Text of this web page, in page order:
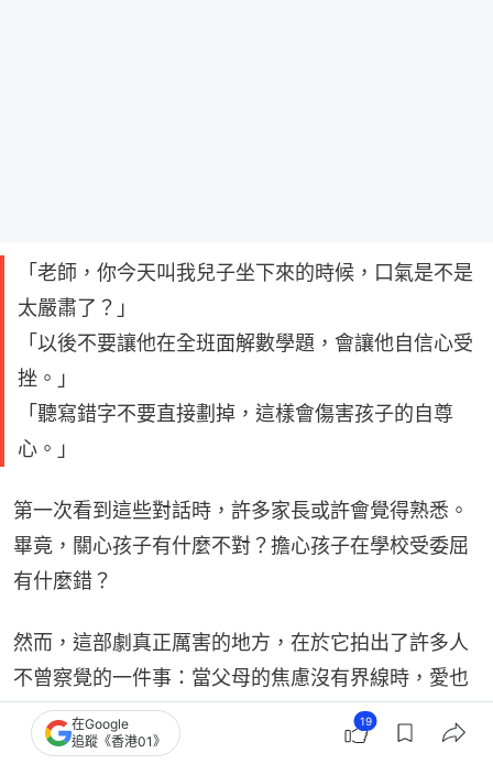
「老師，你今天叫我兒子坐下來的時候，口氣是不是
太嚴肅了？」
「以後不要讓他在全班面解數學題，會讓他自信心受
挫。」
「聽寫錯字不要直接劃掉，這樣會傷害孩子的自尊
心。」
第一次看到這些對話時，許多家長或許會覺得熟悉。
畢竟，關心孩子有什麼不對？擔心孩子在學校受委屈
有什麼錯？
然而，這部劇真正厲害的地方，在於它拍出了許多人
不曾察覺的一件事：當父母的焦慮沒有界線時，愛也
可能變成壓力。因為每一則訊息看起來都不嚴重，但
當它們日復一日累積，就成了一種無形的控制。
在Google
追蹤《香港01》
19